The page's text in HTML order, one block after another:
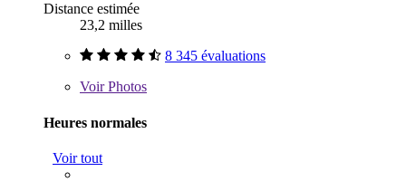
Distance estimée
23,2 milles
8 345 évaluations
VoirPhotos
Heures normales
Voir tout